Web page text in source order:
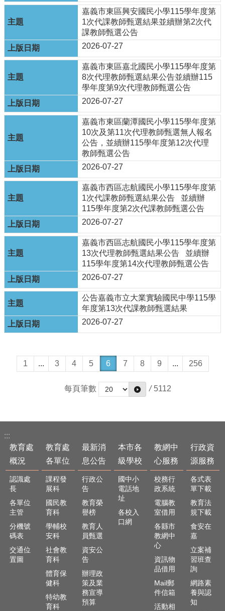
頁
嘉
市
政
站
導
訂
RSS
站
搜
隱
權
策
網
站
安
全
政
嘉義市東區興安國民小學115學年度第
1次代課教師甄選結果並續辦第2次代
課教師甄選公告
2026-07-27
嘉義市東區嘉北國民小學115學年度第
8次代理教師甄選結果公告並續辦115
學年度第9次代理教師甄選公告
2026-07-27
嘉義市東區蘭潭國民小學115學年度第
10次及第11次代理教師甄選無人報名
公告，並續辦115學年度第12次代理
教師甄選公告
2026-07-27
嘉義市西區志航國民小學115學年度第
1次代課教師甄選結果公告 並續辦
115學年度第2次代課教師甄選公告
2026-07-27
嘉義市西區志航國民小學115學年度第
13次代理教師甄選結果公告 並續辦
115學年度第14次代理教師甄選公告
2026-07-27
公告嘉義市立大業實驗國民中學115學
年度第13次代課教師甄選結果
2026-07-27
1 ... 3 4 5 6 7 8 9 ... 256
每頁筆數 / 5112
:::
教育處
概況
認識處
長
各單位
主管
分機號
碼表
交通位
置圖
教育處
各單位
課程發
展科
國民教
育科
學輔校
安科
社會教
育科
體育保
健科
特幼教
育科
最新消
息公告
行政公
告
教育榮
譽榜
教育人
員甄選
資安公
告
辦理政
策及業
務宣導
預算
本市各
級學校
國中小
電話地
址
各校入
口網
教網中
心服務
校務行
政系統
電腦教
室借用
各縣市
教網中
心
資訊物
品借用
Mail郵
件信箱
活動相
行政資
源服務
各式表
單下載
教育法
規下載
食安在
嘉
立案補
習班查
詢
網路素
養與認
知